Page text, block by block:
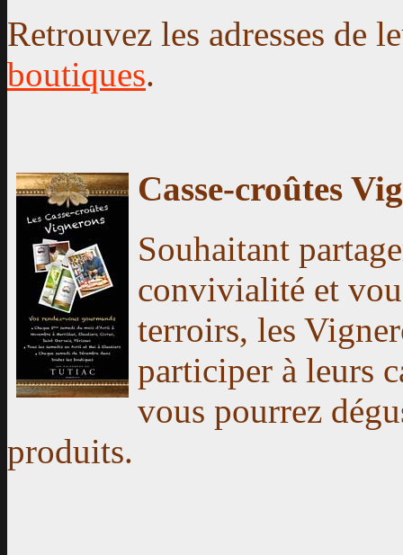
Retrouvez les adresses de
boutiques.
Casse-croûtes
Souhaitant
convivialité et
terroirs, les
participer à leurs
vous pourrez
produits.